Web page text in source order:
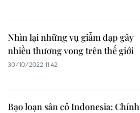
Nhìn lại những vụ giẫm đạp gây
nhiều thương vong trên thế giới
30/10/2022 11:42
Bạo loạn sân cỏ Indonesia: Chính